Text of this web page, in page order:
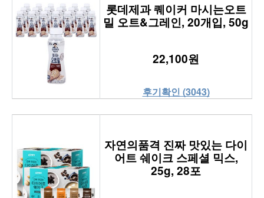
롯데제과 퀘이커 마시는오트
밀 오트&그레인, 20개입, 50g
22,100원
후기확인 (3043)
자연의품격 진짜 맛있는 다이
어트 쉐이크 스페셜 믹스,
25g, 28포